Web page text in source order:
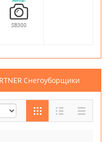
SB300
Снегоуборщики